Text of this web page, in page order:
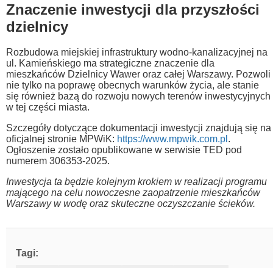
Znaczenie inwestycji dla przyszłości
dzielnicy
Rozbudowa miejskiej infrastruktury wodno-kanalizacyjnej na
ul. Kamieńskiego ma strategiczne znaczenie dla
mieszkańców Dzielnicy Wawer oraz całej Warszawy. Pozwoli
nie tylko na poprawę obecnych warunków życia, ale stanie
się również bazą do rozwoju nowych terenów inwestycyjnych
w tej części miasta.
Szczegóły dotyczące dokumentacji inwestycji znajdują się na
oficjalnej stronie MPWiK: https://www.mpwik.com.pl .
Ogłoszenie zostało opublikowane w serwisie TED pod
numerem 306353-2025.
Inwestycja ta będzie kolejnym krokiem w realizacji programu
mającego na celu nowoczesne zaopatrzenie mieszkańców
Warszawy w wodę oraz skuteczne oczyszczanie ścieków.
Tagi: